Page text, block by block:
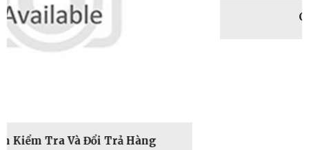
Hàng
Chế Tài Xử Lý Vi Phạm